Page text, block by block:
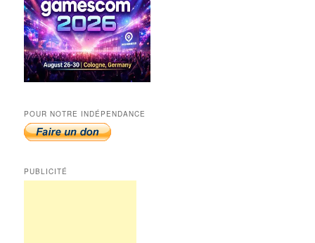
POUR NOTRE INDÉPENDANCE
PUBLICITÉ